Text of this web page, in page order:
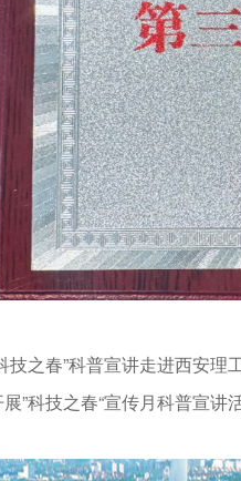
之春”科普宣讲走进西安理
”科技之春“宣传月科普宣讲